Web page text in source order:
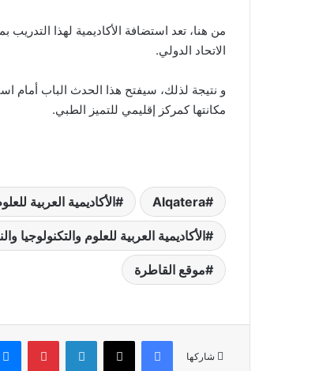
من هنا، تعد استضافة الأكاديمية لهذا
الاتحاد الدولي.
و نتيجة لذلك، سيفتح هذا الحدث الباب أمام
مكانتها كمركز إقليمي للتميز الطبي.
Alqatera الأكاديمية العربية
الأكاديمية العربية للعلوم والتكنولوجيا
موقع القاطرة
شاركها
فيسبوك ‫X لينكدإن